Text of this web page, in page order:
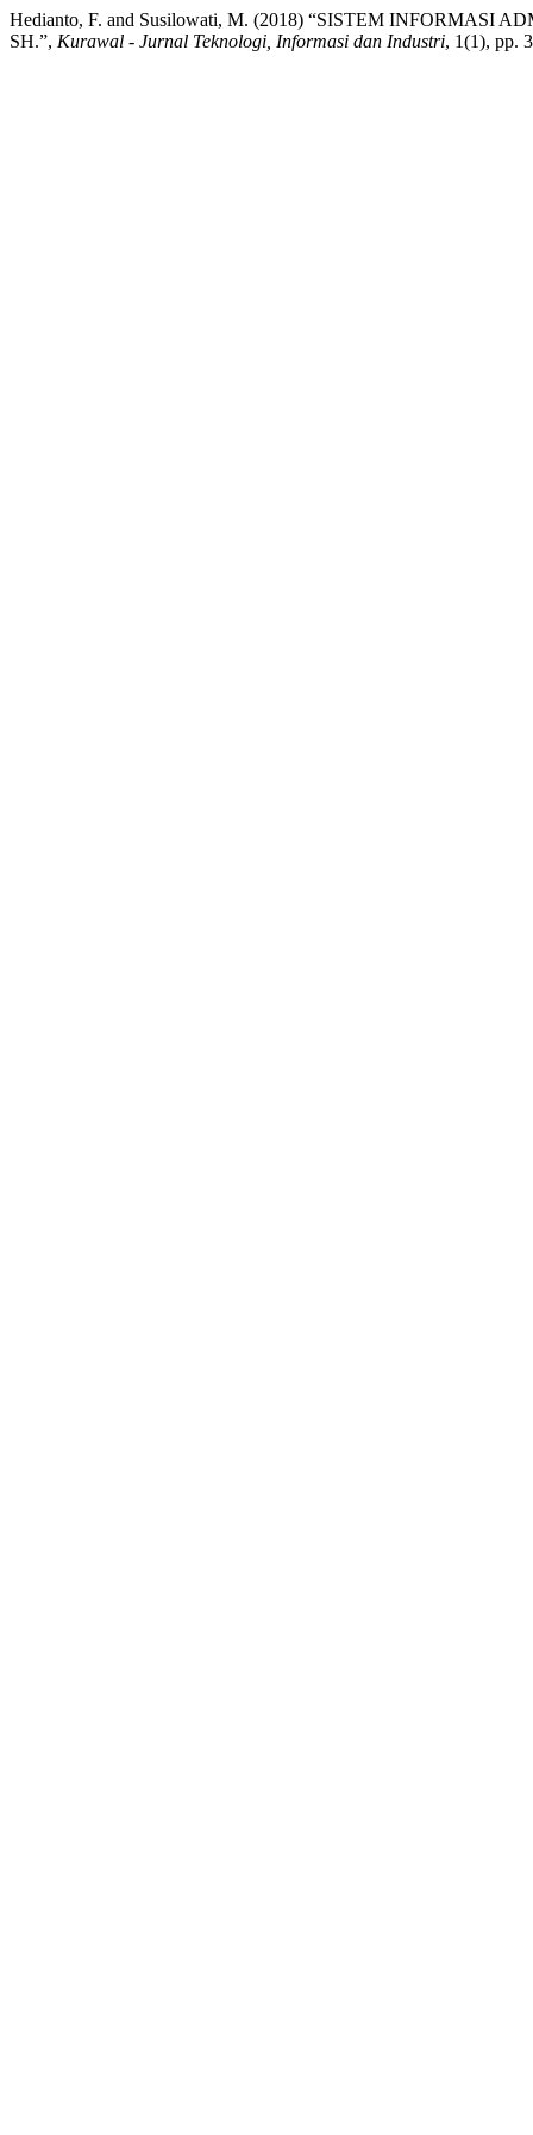
Hedianto, F. and Susilowati, M. (2018) “SISTEM INFORMASI
SH.”, Kurawal - Jurnal Teknologi, Informasi dan Industri, 1(1), pp.